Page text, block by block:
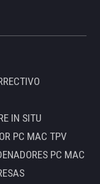
IN SITU
PC MAC TPV
PC MAC